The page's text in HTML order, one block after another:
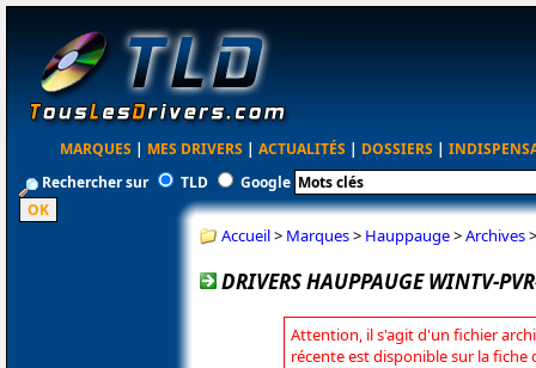
MARQUES | MES DRIVERS | ACTUALITÉS | DOSSIERS |
Rechercher sur
TLD Google
Accueil> Marques> Hauppauge>Archives
DRIVERS HAUPPAUGE WINTV-
Attention, il s'agit d'un fichier
récente est disponible sur la fiche